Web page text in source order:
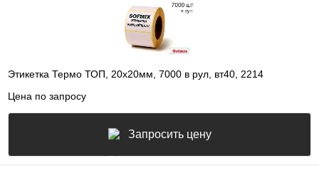
Этикетка Термо ТОП, 20х20мм, 7000 в рул, вт40, 2214
Цена по запросу
Запросить цену